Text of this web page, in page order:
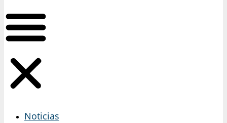
Noticias